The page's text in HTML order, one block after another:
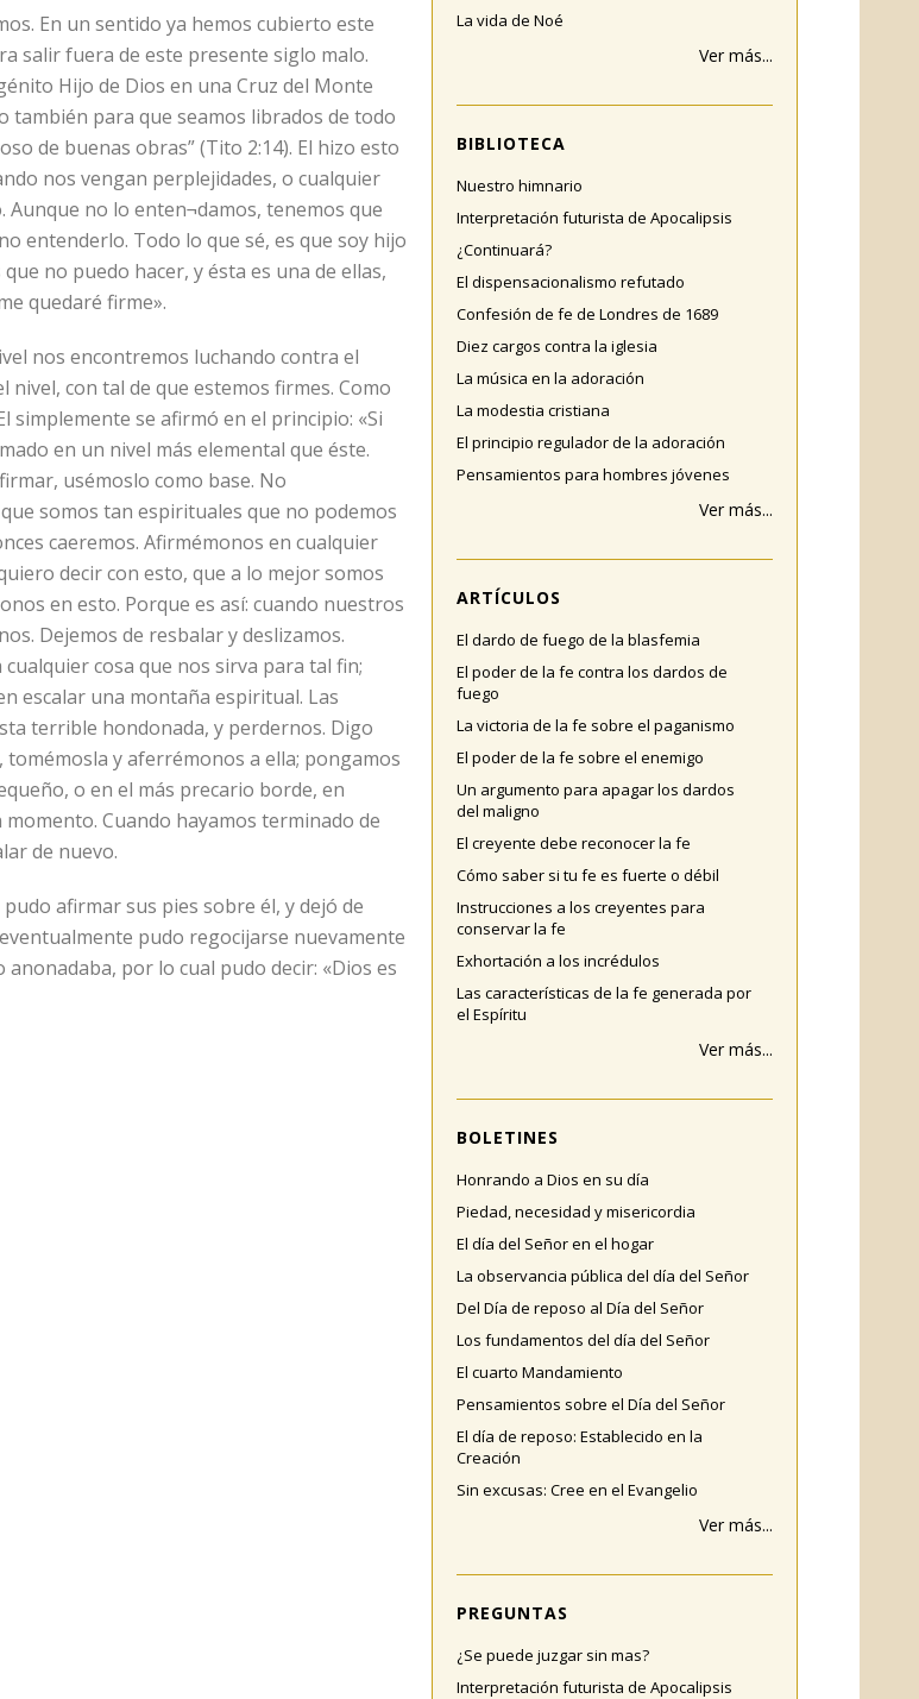
En un sentido ya hemos cubierto este
salir fuera de este presente siglo malo.
Hijo de Dios en una Cruz del Monte
también para que seamos librados de todo
de buenas obras” (Tito 2:14). El hizo esto
nos vengan perplejidades, o cualquier
Aunque no lo enten¬damos, tenemos que
entenderlo. Todo lo que sé, es que soy hijo
no puedo hacer, y ésta es una de ellas,
quedaré firme».
nos encontremos luchando contra el
con tal de que estemos firmes. Como
simplemente se afirmó en el principio: «Si
en un nivel más elemental que éste.
usémoslo como base. No
somos tan espirituales que no podemos
caeremos. Afirmémonos en cualquier
decir con esto, que a lo mejor somos
en esto. Porque es así: cuando nuestros
Dejemos de resbalar y deslizamos.
cosa que nos sirva para tal fin;
escalar una montaña espiritual. Las
terrible hondonada, y perdernos. Digo
y aferrémonos a ella; pongamos
o en el más precario borde, en
Cuando hayamos terminado de
de nuevo.
afirmar sus pies sobre él, y dejó de
pudo regocijarse nuevamente
por lo cual pudo decir: «Dios es
La vida de Noé
Ver más...
BIBLIOTECA
Nuestro himnario
Interpretación futurista de Apocalipsis
¿Continuará?
El dispensacionalismo refutado
Confesión de fe de Londres de 1689
Diez cargos contra la iglesia
La música en la adoración
La modestia cristiana
El principio regulador de la adoración
Pensamientos para hombres jóvenes
Ver más...
ARTÍCULOS
El dardo de fuego de la blasfemia
El poder de la fe contra los dardos de
fuego
La victoria de la fe sobre el paganismo
El poder de la fe sobre el enemigo
Un argumento para apagar los dardos
del maligno
El creyente debe reconocer la fe
Cómo saber si tu fe es fuerte o débil
Instrucciones a los creyentes para
conservar la fe
Exhortación a los incrédulos
Las características de la fe generada por
el Espíritu
Ver más...
BOLETINES
Honrando a Dios en su día
Piedad, necesidad y misericordia
El día del Señor en el hogar
La observancia pública del día del Señor
Del Día de reposo al Día del Señor
Los fundamentos del día del Señor
El cuarto Mandamiento
Pensamientos sobre el Día del Señor
El día de reposo: Establecido en la
Creación
Sin excusas: Cree en el Evangelio
Ver más...
PREGUNTAS
¿Se puede juzgar sin mas?
Interpretación futurista de Apocalipsis